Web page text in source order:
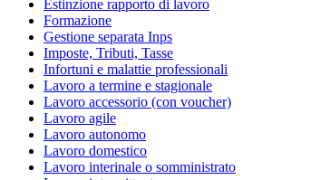
Estinzione rapporto di lavoro
Formazione
Gestione separata Inps
Imposte, Tributi, Tasse
Infortuni e malattie professionali
Lavoro a termine e stagionale
Lavoro accessorio (con voucher)
Lavoro agile
Lavoro autonomo
Lavoro domestico
Lavoro interinale o somministrato